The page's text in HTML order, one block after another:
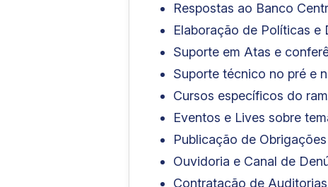
Respostas ao Banco
Elaboração de Políticas e
Suporte em Atas e
Suporte técnico no pré e
Cursos específicos do
Eventos e Lives sobre
Publicação de
Ouvidoria e Canal de
Contratação de